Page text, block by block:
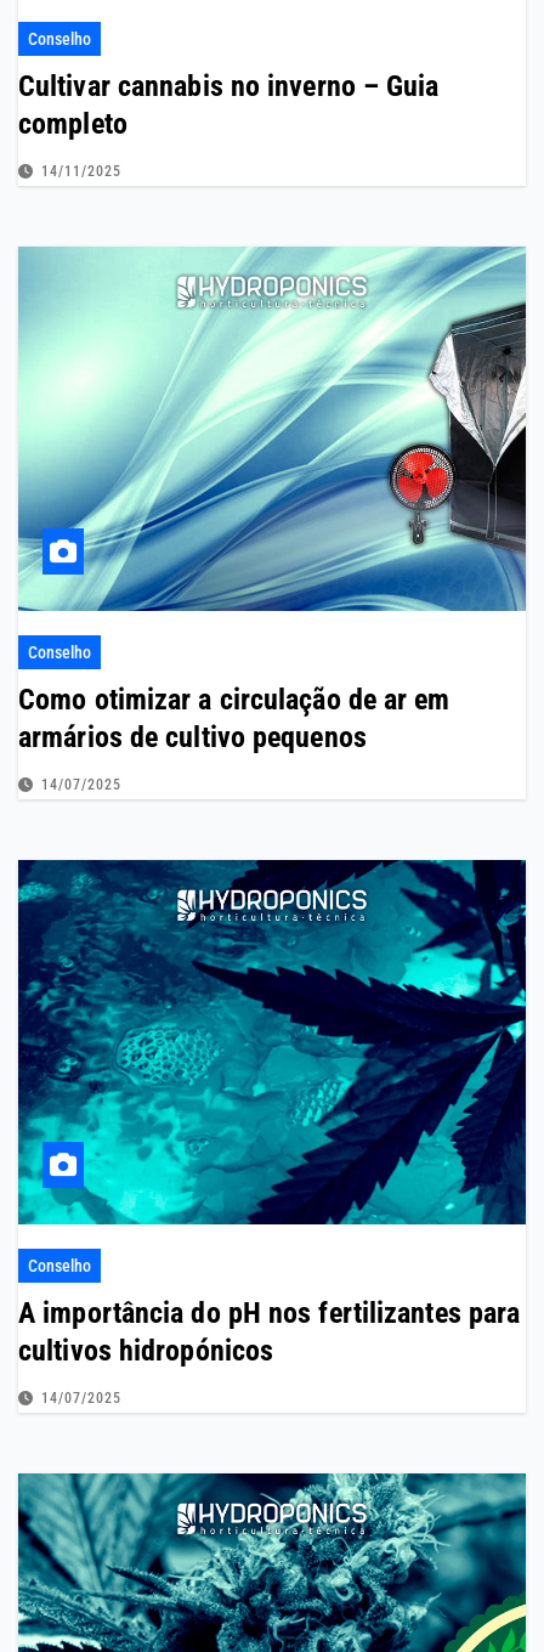
Conselho
Cultivar cannabis no inverno – Guia
completo
14/11/2025
Conselho
Como otimizar a circulação de ar em
armários de cultivo pequenos
14/07/2025
Conselho
A importância do pH nos fertilizantes para
cultivos hidropónicos
14/07/2025